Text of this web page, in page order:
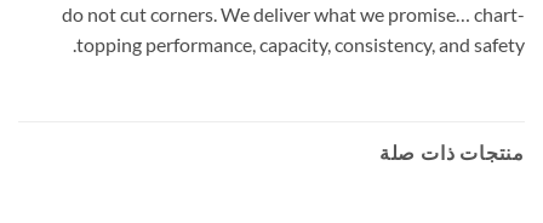
do not cut corners. We deliver what we promise… chart-
topping performance, capacity, consistency, and safety.
منتجات ذات صلة